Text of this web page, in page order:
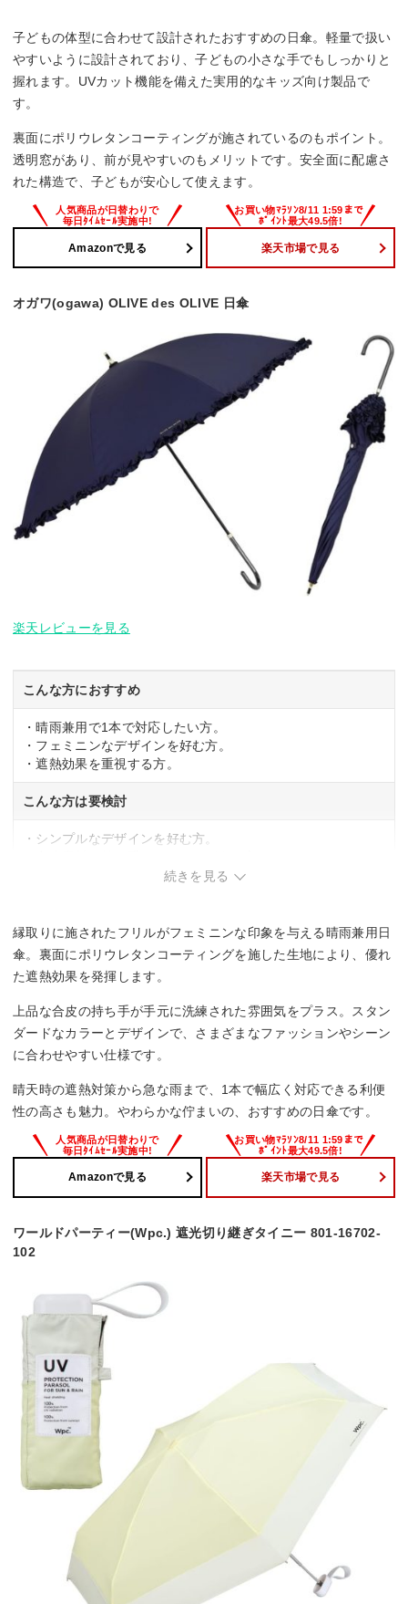
子どもの体型に合わせて設計されたおすすめの日傘。軽量で扱い
やすいように設計されており、子どもの小さな手でもしっかりと
握れます。UVカット機能を備えた実用的なキッズ向け製品で
す。
裏面にポリウレタンコーティングが施されているのもポイント。
透明窓があり、前が見やすいのもメリットです。安全面に配慮さ
れた構造で、子どもが安心して使えます。
Amazonで見る 楽天市場で見る
オガワ(ogawa) OLIVE des OLIVE 日傘
楽天レビューを見る
こんな方におすすめ
・晴雨兼用で1本で対応したい方。
・フェミニンなデザインを好む方。
・遮熱効果を重視する方。
こんな方は要検討
・シンプルなデザインを好む方。
続きを見る
縁取りに施されたフリルがフェミニンな印象を与える晴雨兼用日
傘。裏面にポリウレタンコーティングを施した生地により、優れ
た遮熱効果を発揮します。
上品な合皮の持ち手が手元に洗練された雰囲気をプラス。スタン
ダードなカラーとデザインで、さまざまなファッションやシーン
に合わせやすい仕様です。
晴天時の遮熱対策から急な雨まで、1本で幅広く対応できる利便
性の高さも魅力。やわらかな佇まいの、おすすめの日傘です。
Amazonで見る 楽天市場で見る
ワールドパーティー(Wpc.) 遮光切り継ぎタイニー 801-16702-
102